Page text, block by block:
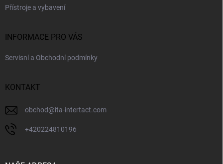
Přístroje a vybavení
INFORMACE PRO VÁS
Servisní a Obchodní podmínky
KONTAKT
obchod@ita-intertact.com
+420224810196